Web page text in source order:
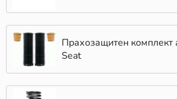
нашите продукти
Марката и качеството на
Баланс между цена и качество
няма по-надежден партньор от
Прахозащитен комплект
Seat